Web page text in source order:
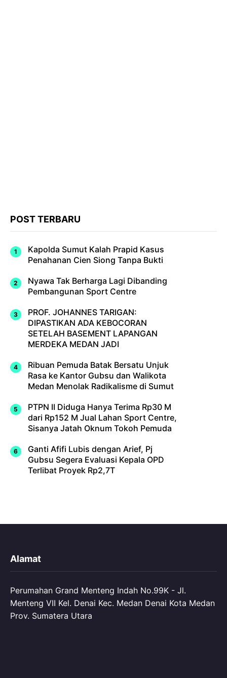
POST TERBARU
Kapolda Sumut Kalah Prapid Kasus
Penahanan Cien Siong Tanpa Bukti
Nyawa Tak Berharga Lagi Dibanding
Pembangunan Sport Centre
PROF. JOHANNES TARIGAN:
DIPASTIKAN ADA KEBOCORAN
SETELAH BASEMENT LAPANGAN
MERDEKA MEDAN JADI
Ribuan Pemuda Batak Bersatu Unjuk
Rasa ke Kantor Gubsu dan Walikota
Medan Menolak Radikalisme di Sumut
PTPN II Diduga Hanya Terima Rp30 M
dari Rp152 M Jual Lahan Sport Centre,
Sisanya Jatah Oknum Tokoh Pemuda
Ganti Afifi Lubis dengan Arief, Pj
Gubsu Segera Evaluasi Kepala OPD
Terlibat Proyek Rp2,7T
Alamat
Perumahan Grand Menteng Indah No.99K - Jl.
Menteng VII Kel. Denai Kec. Medan Denai Kota Medan
Prov. Sumatera Utara